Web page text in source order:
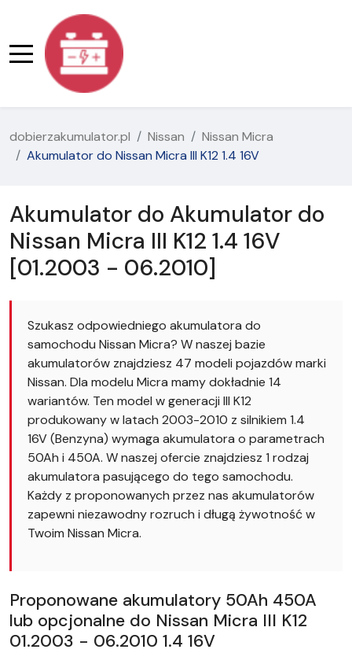
dobierzakumulator.pl Nissan
Nissan Micra
Akumulator do Nissan Micra III K12 1.4 16V
Akumulator do Akumulator do
Nissan Micra III K12 1.4 16V
[01.2003 - 06.2010]
Szukasz odpowiedniego akumulatora do
samochodu Nissan Micra? W naszej bazie
akumulatorów znajdziesz 47 modeli pojazdów marki
Nissan. Dla modelu Micra mamy dokładnie 14
wariantów. Ten model w generacji III K12
produkowany w latach 2003-2010 z silnikiem 1.4
16V (Benzyna) wymaga akumulatora o parametrach
50Ah i 450A. W naszej ofercie znajdziesz 1 rodzaj
akumulatora pasującego do tego samochodu.
Każdy z proponowanych przez nas akumulatorów
zapewni niezawodny rozruch i długą żywotność w
Twoim Nissan Micra.
Proponowane akumulatory 50Ah 450A
lub opcjonalne do Nissan Micra III K12
01.2003 - 06.2010 1.4 16V